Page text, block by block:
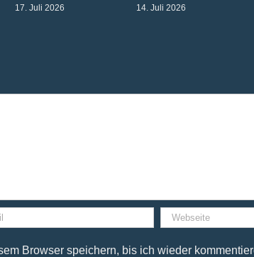
17. Juli 2026 14. Juli 2026
Browser speichern, bis ich wieder